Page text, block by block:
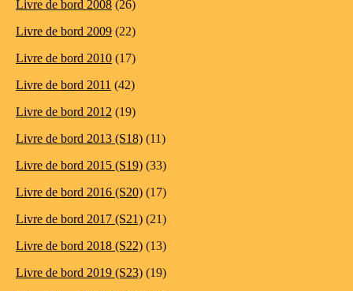
Livre de bord 2008 (26)
Livre de bord 2009 (22)
Livre de bord 2010 (17)
Livre de bord 2011 (42)
Livre de bord 2012 (19)
Livre de bord 2013 (S18) (11)
Livre de bord 2015 (S19) (33)
Livre de bord 2016 (S20) (17)
Livre de bord 2017 (S21) (21)
Livre de bord 2018 (S22) (13)
Livre de bord 2019 (S23) (19)